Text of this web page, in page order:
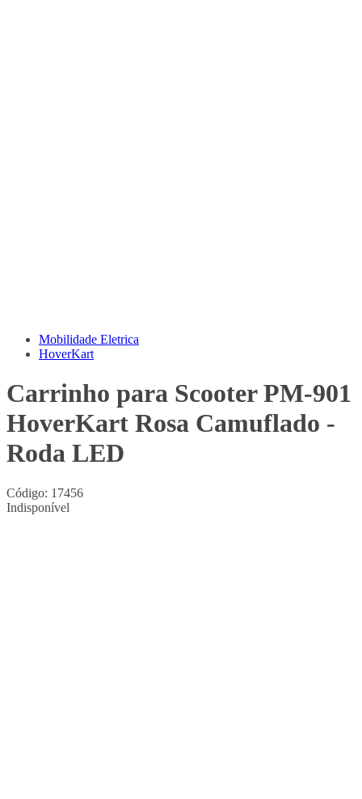
Mobilidade Eletrica
HoverKart
Carrinho para Scooter PM-901
HoverKart Rosa Camuflado -
Roda LED
Código: 17456
Indisponível